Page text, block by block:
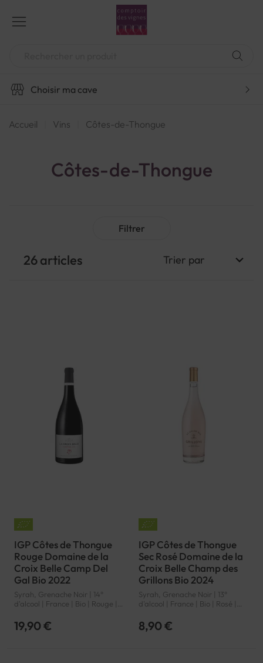
contenu
Choisir ma cave
Accueil Vins Côtes-de-Thongue
Côtes-de-Thongue
26articles
IGP Côtes de Thongue
Rouge Domaine de la
Croix Belle Camp Del
Gal Bio 2022
Syrah, Grenache Noir | 14°
d'alcool | France | Bio | Rouge |
de Thongue | IGP
19,90 €
IGP Côtes de Thongue
Sec Rosé Domaine de la
Croix Belle Champ des
Grillons Bio 2024
Syrah, Grenache Noir | 13°
d'alcool | France | Bio | Rosé |
de Thongue | IGP
8,90 €
Filtrer